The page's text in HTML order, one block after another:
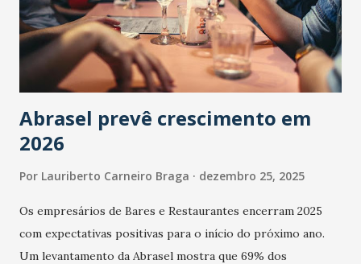
Abrasel prevê crescimento em
2026
Por Lauriberto Carneiro Braga dezembro 25, 2025
Os empresários de Bares e Restaurantes encerram 2025
com expectativas positivas para o início do próximo ano.
Um levantamento da Abrasel mostra que 69% dos